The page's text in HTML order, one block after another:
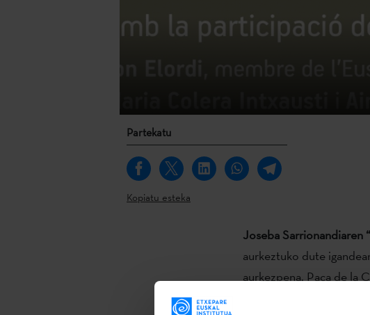
Partekatu
Kopiatu esteka
Joseba Sarrionandiaren “
aurkeztuko dute
aurkezpena, Paça de la